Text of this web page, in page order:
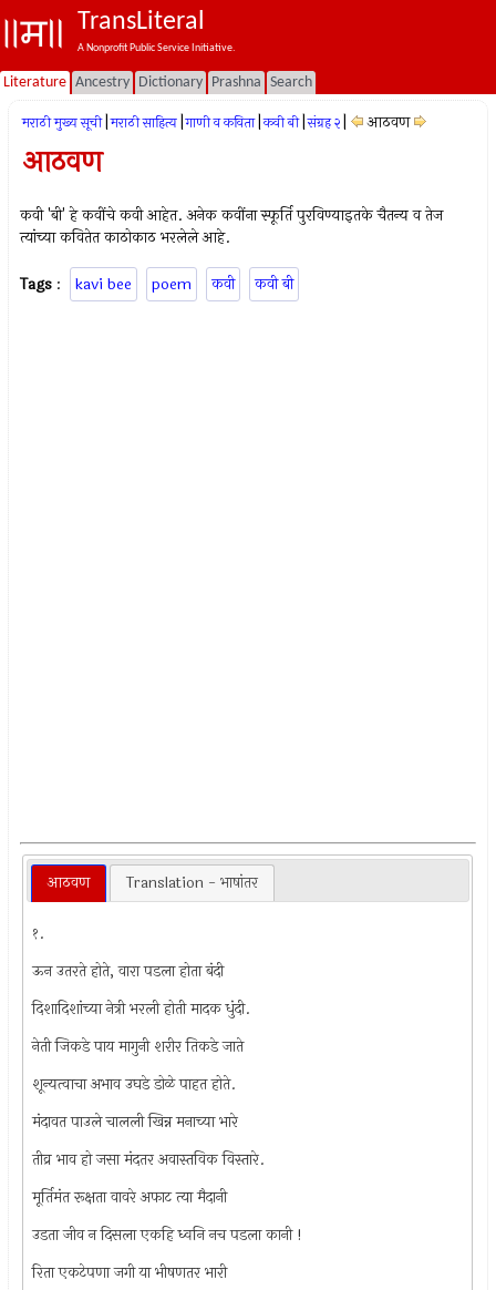
TransLiteral
A Nonprofit Public Service Initiative.
Literature Ancestry Dictionary Prashna Search
मराठी मुख्य सूची मराठी साहित्य गाणी व कविता कवी बी संग्रह २ आठवण
आठवण
कवी 'बी' हे कवींचे कवी आहेत. अनेक कवींना स्फूर्ति पुरविण्याइतके चैतन्य व तेज
त्यांच्या कवितेत काठोकाठ भरलेले आहे.
Tags : kavi bee poem कवी कवी बी
आठवण Translation - भाषांतर
१.
ऊन उतरते होते, वारा पडला होता बंदी
दिशादिशांच्या नेत्री भरली होती मादक धुंदी.
नेती जिकडे पाय मागुनी शरीर तिकडे जाते
शून्यत्वाचा अभाव उघडे डोळे पाहत होते.
मंदावत पाउले चालली खिन्न मनाच्या भारे
तीव्र भाव हो जसा मंदतर अवास्तविक विस्तारे.
मूर्तिमंत रूक्षता वावरे अफाट त्या मैदानी
उडता जीव न दिसला एकहि ध्वनि नच पडला कानी !
रिता एकटेपणा जगी या भीषणतर भारी